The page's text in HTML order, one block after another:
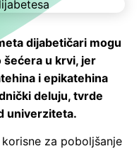
dijabetičari mogu
šećera u krvi, jer
i epikatehina
deluju, tvrde
univerziteta.
za poboljšanje